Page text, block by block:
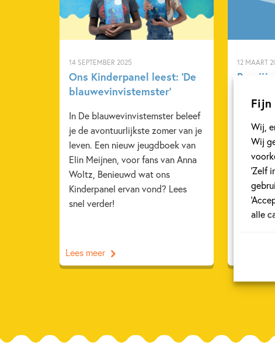
Wij,
Wij
‘Zelf
alle
14 SEPTEMBER 2025
Ons Kinderpanel leest: ‘De
blauwevinvistemster’
In De blauwevinvistemster beleef
je de avontuurlijkste zomer van je
leven. Een nieuw jeugdboek van
Elin Meijnen, voor fans van Anna
Woltz, Benieuwd wat ons
Kinderpanel ervan vond? Lees
snel verder!
Lees meer
12 MAART
Ben jij
is de
week
wordt
door
van
sluit